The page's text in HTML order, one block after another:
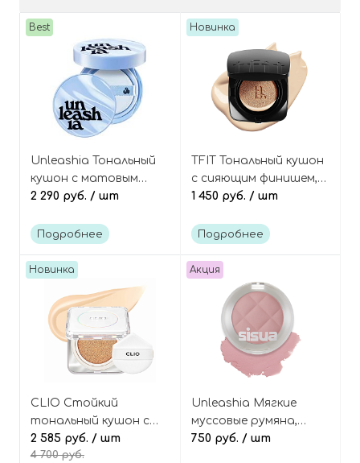
Best
Unleashia Тональный
кушон с матовым
финишем, оттенок
Blue Cushion SPF40
2 290 руб. / шт
Подробнее
Новинка
TFIT Тональный кушон
с сияющим финишем,
оттенок W01 Vanilla,
Cushion EX SPF50+
1 450 руб. / шт
Подробнее
Новинка
CLIO Стойкий
тональный кушон с
полуматовым
финишем, оттенок
2 585 руб. / шт
4 700 руб.
Акция
Unleashia Мягкие
муссовые румяна,
оттенок 01 Strawberry
750 руб. / шт